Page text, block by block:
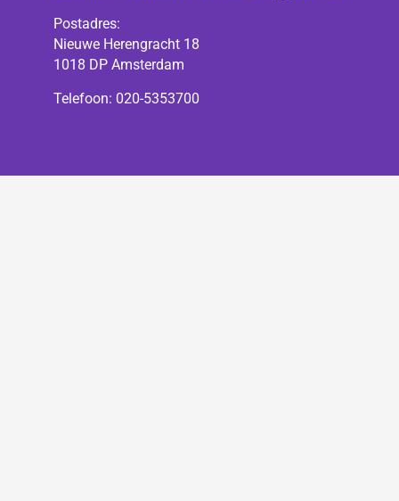
Postadres:
Nieuwe Herengracht 18
1018 DP Amsterdam
Telefoon: 020-5353700